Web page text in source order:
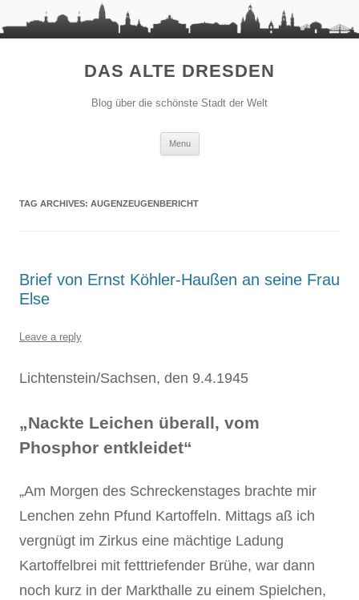
DAS ALTE DRESDEN
Blog über die schönste Stadt der Welt
Menu
TAG ARCHIVES: AUGENZEUGENBERICHT
Brief von Ernst Köhler-Haußen an seine Frau
Else
Leave a reply
Lichtenstein/Sachsen, den 9.4.1945
„Nackte Leichen überall, vom
Phosphor entkleidet“
„Am Morgen des Schreckenstages brachte mir
Lenchen zehn Pfund Kartoffeln. Mittags aß ich
vergnügt im Zirkus eine mächtige Ladung
Kartoffelbrei mit fetttriefender Brühe, war dann
noch kurz in der Markthalle zu einem Spielchen,